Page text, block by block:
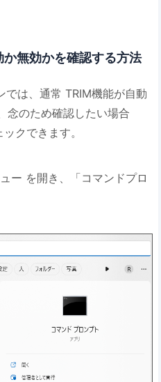
無効かを確認する方法
は、通常 TRIM機能が自動
念のため確認したい場合
クできます。
ー を開き、「コマンドプロ